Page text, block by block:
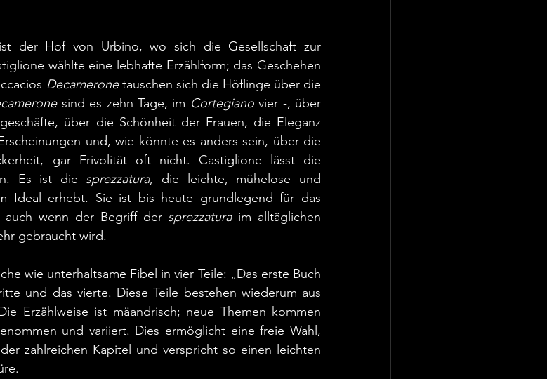
ist der Hof von Urbino, wo sich die Gesellschaft zur
wählte eine lebhafte Erzählform; das Geschehen
Decamerone tauschen sich die Höflinge über die
sind es zehn Tage, im Cortegiano vier -, über
über die Schönheit der Frauen, die Eleganz
und, wie könnte es anders sein, über die
gar Frivolität oft nicht. Castiglione lässt die
Es ist die sprezzatura, die leichte, mühelose und
Ideal erhebt. Sie ist bis heute grundlegend für das
auch wenn der Begriff der sprezzatura im alltäglichen
gebraucht wird.
wie unterhaltsame Fibel in vier Teile: „Das erste Buch
und das vierte. Diese Teile bestehen wiederum aus
Erzählweise ist mäandrisch; neue Themen kommen
und variiert. Dies ermöglicht eine freie Wahl,
zahlreichen Kapitel und verspricht so einen leichten